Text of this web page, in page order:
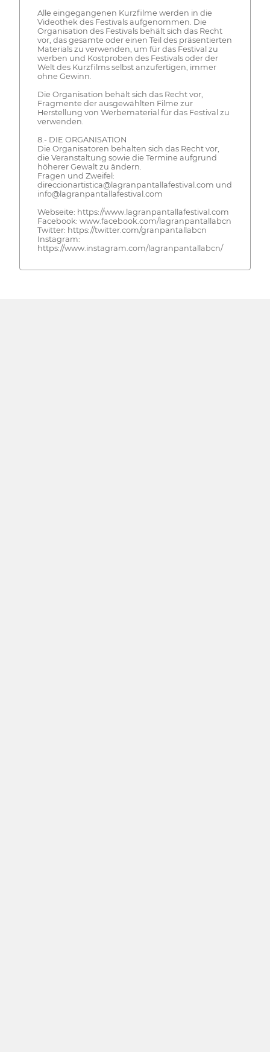
Alle eingegangenen Kurzfilme werden in die
Videothek des Festivals aufgenommen. Die
Organisation des Festivals behält sich das Recht
vor, das gesamte oder einen Teil des präsentierten
Materials zu verwenden, um für das Festival zu
werben und Kostproben des Festivals oder der
Welt des Kurzfilms selbst anzufertigen, immer
ohne Gewinn.
Die Organisation behält sich das Recht vor,
Fragmente der ausgewählten Filme zur
Herstellung von Werbematerial für das Festival zu
verwenden.
8.- DIE ORGANISATION
Die Organisatoren behalten sich das Recht vor,
die Veranstaltung sowie die Termine aufgrund
höherer Gewalt zu ändern.
Fragen und Zweifel:
direccionartistica@lagranpantallafestival.com und
info@lagranpantallafestival.com
Webseite: https://www.lagranpantallafestival.com
Facebook: www.facebook.com/lagranpantallabcn
Twitter: https://twitter.com/granpantallabcn
Instagram:
https://www.instagram.com/lagranpantallabcn/